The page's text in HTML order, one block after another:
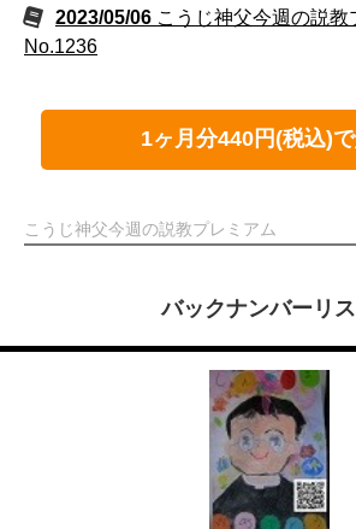
2023/05/06 こうじ神父今週の説教
No.1236
1ヶ月分440円(税込)
こうじ神父今週の説教プレミアム
バックナンバーリ